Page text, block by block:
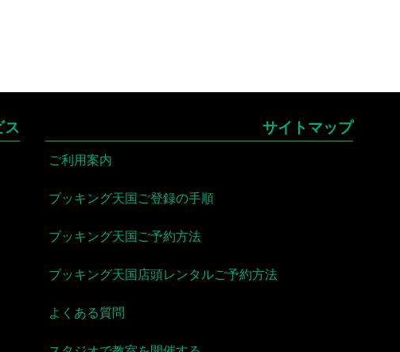
ス サイトマップ
ご利用案内
ブッキング天国ご登録の手順
ブッキング天国ご予約方法
ブッキング天国店頭レンタルご予約方法
よくある質問